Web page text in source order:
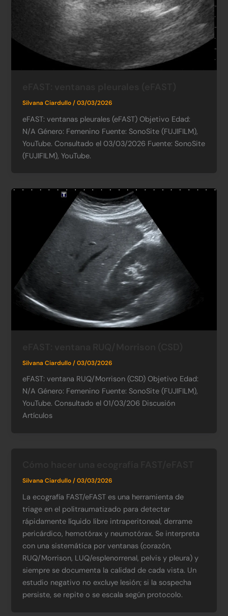
Silvana Ciardullo/03/03/2026
eFAST: ventanas pleurales (eFAST) Objetivo Edad:
N/A​ Género: Femenino​ Fuente: SonoSite (FUJIFILM),
YouTube. Consultado el 03/03/2026​ Fuente: SonoSite
(FUJIFILM), YouTube.
Silvana Ciardullo/03/03/2026
eFAST: ventana RUQ/Morrison (CSD) Objetivo Edad:
N/A​ Género: Femenino​ Fuente: SonoSite (FUJIFILM),
YouTube. Consultado el 01/03/206 Discusión
Artículos
Silvana Ciardullo/03/03/2026
La ecografía FAST/eFAST es una herramienta de
triage en el politraumatizado para detectar
rápidamente líquido libre intraperitoneal, derrame
pericárdico, hemotórax y neumotórax. Se interpreta
con una sistemática por ventanas (corazón,
RUQ/Morrison, LUQ/esplenorrenal, pelvis y pleura) y
siempre se documenta la calidad de cada vista. Un
estudio negativo no excluye lesión; si la sospecha
persiste, se repite o se escala según protocolo.